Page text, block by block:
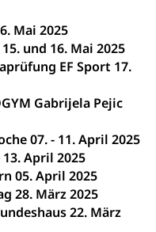
Mai 2025
und 16. Mai 2025
EF Sport 17.
Gabrijela Pejic
07. - 11. April 2025
April 2025
05. April 2025
28. März 2025
22. März